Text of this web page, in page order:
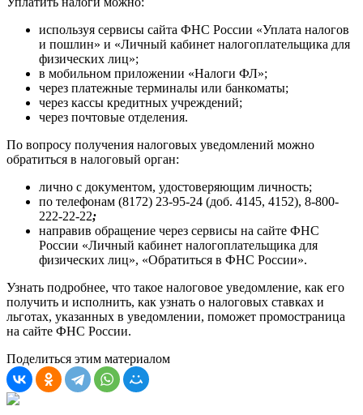
используя сервисы сайта ФНС России «Уплата налогов
и пошлин» и «Личный кабинет налогоплательщика для
физических лиц»;
в мобильном приложении «Налоги ФЛ»;
через платежные терминалы или банкоматы;
через кассы кредитных учреждений;
через почтовые отделения.
По вопросу получения налоговых уведомлений можно
обратиться в налоговый орган:
лично с документом, удостоверяющим личность;
по телефонам (8172) 23-95-24 (доб. 4145, 4152), 8-800-
222-22-22;
направив обращение через сервисы на сайте ФНС
России «Личный кабинет налогоплательщика для
физических лиц», «Обратиться в ФНС России».
Узнать подробнее, что такое налоговое уведомление, как его
получить и исполнить, как узнать о налоговых ставках и
льготах, указанных в уведомлении, поможет промостраница
на сайте ФНС России.
Поделиться этим материалом